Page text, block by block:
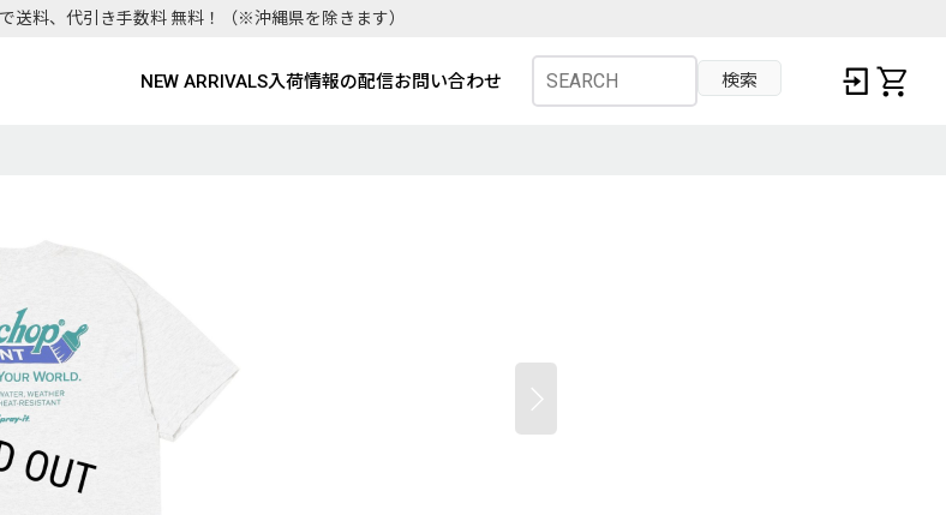
送料、代引き手数料 無料！ （※沖縄県を除きます）
NEW ARRIVALS入荷情報の配信お問い合わせ 検索